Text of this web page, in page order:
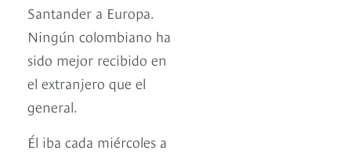
Santander a Europa.
Ningún colombiano ha
sido mejor recibido en
el extranjero que el
general.
Él iba cada miércoles a